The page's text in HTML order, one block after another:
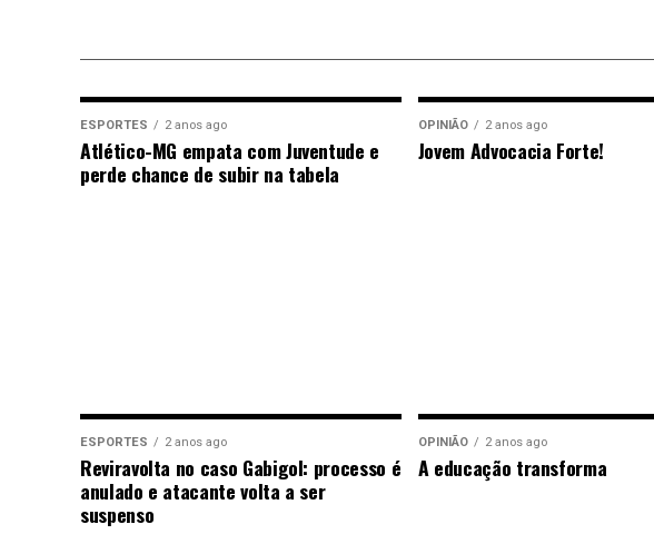
ESPORTES 2 anos ago
Atlético-MG empata com Juventude e
perde chance de subir na tabela
OPINIÃO 2 anos ago
Jovem Advocacia Forte!
ESPORTES 2 anos ago
Reviravolta no caso Gabigol: processo é
anulado e atacante volta a ser
suspenso
OPINIÃO 2 anos ago
A educação transforma